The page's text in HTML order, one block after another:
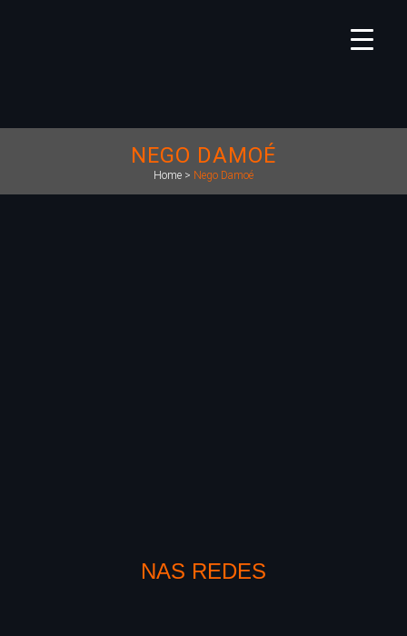
NEGO DAMOÉ
Home > Nego Damoé
NAS REDES